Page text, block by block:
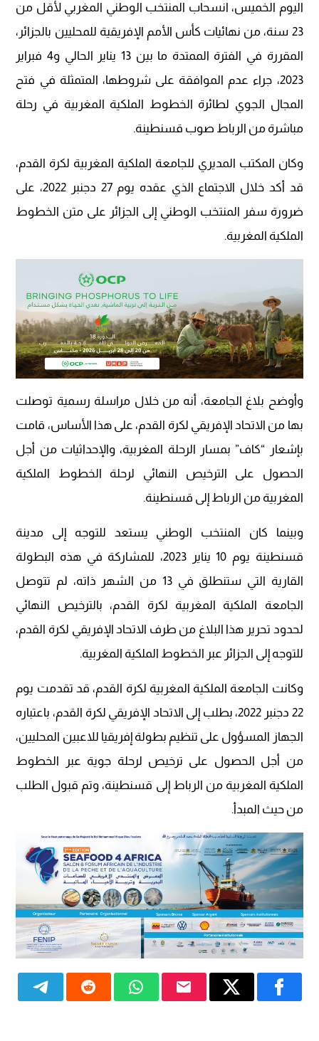
اليوم الخميس، انسحاب المنتخب الوطني المغربي لأقل من
23 سنة، من نهائيات كأس الأمم الإفريقية للمحليين بالجزائر،
المقررة في الفترة الممتدة ما بين 13 يناير الحالي و4 فبراير
2023، جراء عدم الموافقة على شروطها، المتمثلة في فتح
المجال الجوي لطائرة الخطوط الملكية المغربية في رحلة
مباشرة من الرباط صوب قسنطينة.
وكان المكتب المديري للجامعة الملكية المغربية لكرة القدم،
قد أكد خلال الاجتماع الذي عقده يوم 27 دجنبر 2022، على
ضرورة سفر المنتخب الوطني إلى الجزائر على متن الخطوط
الملكية المغربية.
وأوضح بلاغ الجامعة، أنه من خلال مراسلة رسمية توصلت
بها من الاتحاد الإفريقي لكرة القدم، على هذا الأساس، قامت
بإشعار “كاف” بمسار الرحلة المغربية، والإحداثيات من أجل
الحصول على الترخيص النهائي لرحلة الخطوط الملكية
المغربية من الرباط إلى قسنطينة.
وبينما كان المنتخب الوطني يستعد للتوجه إلى مدينة
قسنطينة يوم 10 يناير 2023، للمشاركة في هذه البطولة
القارية التي ستنطلق في 13 من الشهر ذاته، لم تتوصل
الجامعة الملكية المغربية لكرة القدم، بالترخيص النهائي
لحدود تحرير هذا البلاغ من طرف الاتحاد الإفريقي لكرة القدم،
للتوجه إلى الجزائر عبر الخطوط الملكية المغربية.
وكانت الجامعة الملكية المغربية لكرة القدم، قد تقدمت يوم
22 دجنبر 2022، بطلب إلى الاتحاد الإفريقي لكرة القدم، باعتباره
الجهاز المسؤول على تنظيم بطولة إفريقيا للاعبين المحليين،
من أجل الحصول على ترخيص لرحلة جوية عبر الخطوط
الملكية المغربية من الرباط إلى قسنطينة، وتم قبول الطلب
من حيث المبدأ.